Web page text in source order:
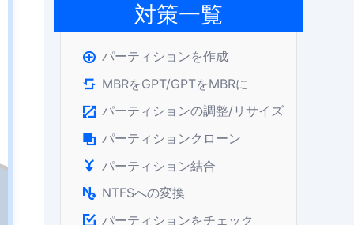
対策一覧
 パーティションを作成
 MBRをGPT/GPTをMBRに
 パーティションの調整/リサイズ
 パーティションクローン
 パーティション結合
 NTFSへの変換
 パーティションをチェック